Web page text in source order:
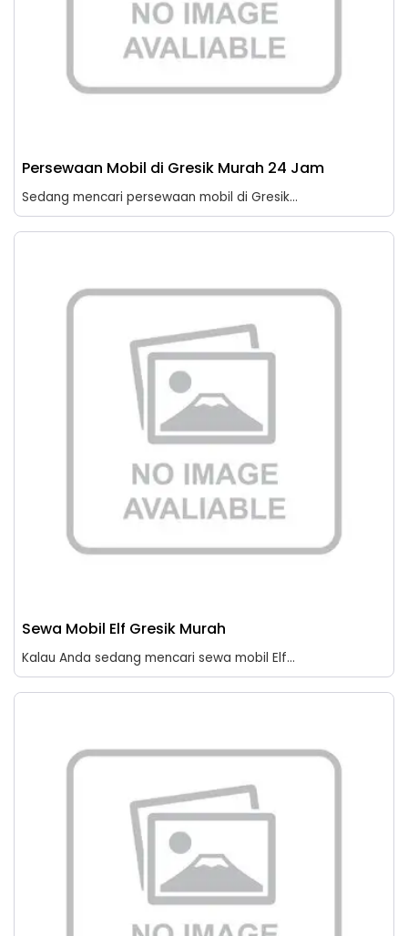
Persewaan Mobil di Gresik Murah 24 Jam
Sedang mencari persewaan mobil di Gresik...
Sewa Mobil Elf Gresik Murah
Kalau Anda sedang mencari sewa mobil Elf...